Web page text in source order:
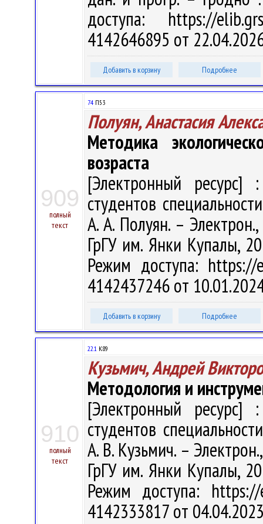
доступа: https://
4142646895 от
Добавить в корзину Подробнее
909
полный
текст
74 П53
Полуян, Анастасия
Методика
возраста
[Электронный ресурс]
студентов
А. А. Полуян. –
ГрГУ им. Янки Купалы,
Режим доступа: https://
4142437246 от
Добавить в корзину Подробнее
910
полный
текст
22.1 К89
Кузьмич, Андрей
Методология и
[Электронный ресурс]
студентов
А. В. Кузьмич. –
ГрГУ им. Янки Купалы,
Режим доступа:
4142333817 от